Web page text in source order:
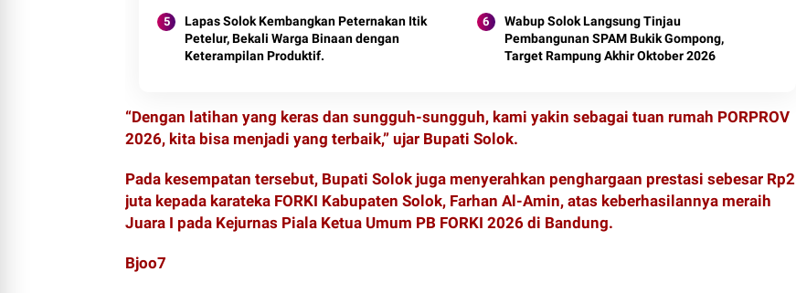
Lapas Solok Kembangkan Peternakan Itik
Petelur, Bekali Warga Binaan dengan
Keterampilan Produktif.
Wabup Solok Langsung Tinjau
Pembangunan SPAM Bukik Gompong,
Target Rampung Akhir Oktober 2026
“Dengan latihan yang keras dan sungguh-sungguh, kami yakin sebagai tuan rumah PORPROV
2026, kita bisa menjadi yang terbaik,” ujar Bupati Solok.
Pada kesempatan tersebut, Bupati Solok juga menyerahkan penghargaan prestasi sebesar Rp2
juta kepada karateka FORKI Kabupaten Solok, Farhan Al-Amin, atas keberhasilannya meraih
Juara I pada Kejurnas Piala Ketua Umum PB FORKI 2026 di Bandung.
Bjoo7